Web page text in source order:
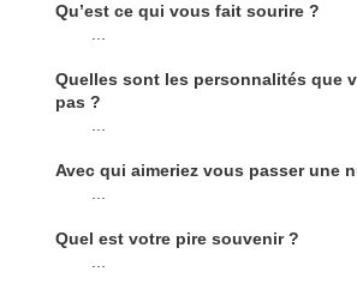
Qu’est ce qui vous fait sourire ?
Quelles sont les personnalités que
pas ?
Avec qui aimeriez vous passer une
Quel est votre pire souvenir ?